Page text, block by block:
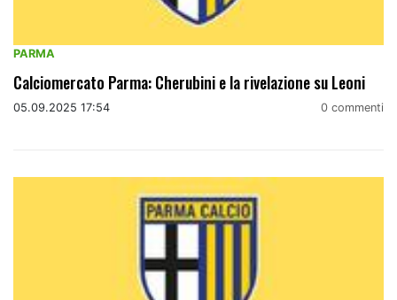
PARMA
Calciomercato Parma: Cherubini e la rivelazione su Leoni
05.09.2025 17:54 0 commenti